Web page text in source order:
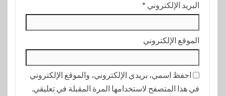
البريد الإلكتروني *
الموقع الإلكتروني
احفظ اسمي، بريدي الإلكتروني، والموقع الإلكتروني
في هذا المتصفح لاستخدامها المرة المقبلة في تعليقي.